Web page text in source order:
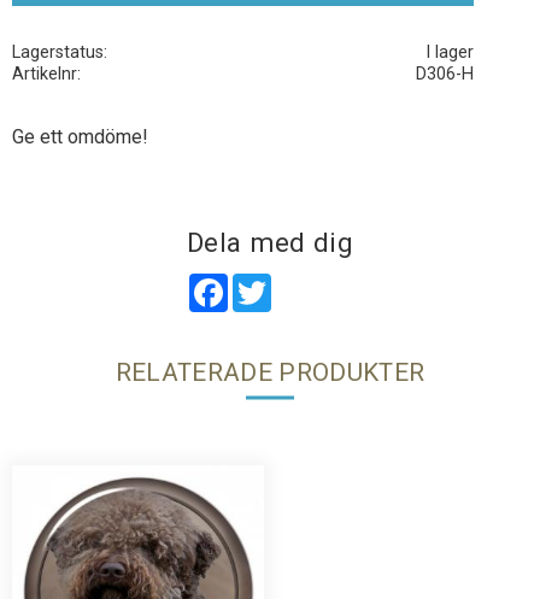
Lagerstatus
I lager
Artikelnr
D306-H
Ge ett omdöme!
Dela med dig
Facebook
RELATERADE PRODUKTER